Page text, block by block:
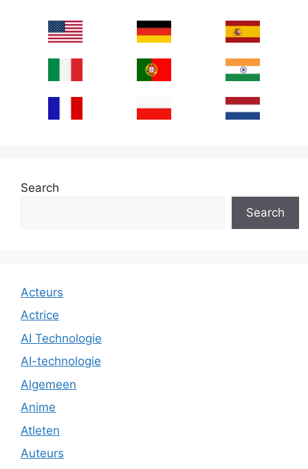
Search
Search
Acteurs
Actrice
AI Technologie
AI-technologie
Algemeen
Anime
Atleten
Auteurs